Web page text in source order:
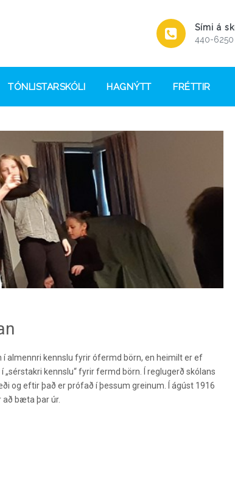
Sími á
440-6250
TÓNLISTARSKÓLI HAGNÝTT FRÉTTIR
almennri kennslu fyrir ófermd börn, en heimilt er ef
„sérstakri kennslu“ fyrir fermd börn. Í reglugerð skólans
og eftir það er prófað í þessum greinum. Í ágúst 1916
að bæta þar úr.